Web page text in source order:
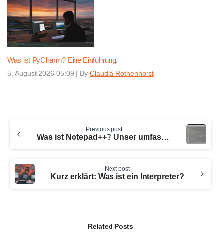
Was ist PyCharm? Eine Einführung.
5. August 2026 05:09 | By Claudia Rothenhorst
Reading
Previous post
Was ist Notepad++? Unser umfassender Guide und Tipps zur Nutzung.
Next post
Kurz erklärt: Was ist ein Interpreter?
Related Posts